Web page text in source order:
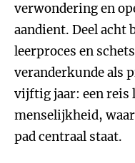
verwondering en
aandient. Deel acht
leerproces en
veranderkunde als
vijftig jaar: een reis
menselijkheid,
pad centraal staat.